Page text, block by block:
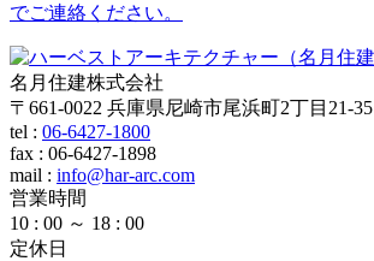
でご連絡ください。
名月住建株式会社
〒661-0022 兵庫県尼崎市尾浜町2丁目21-35
tel : 06-6427-1800
fax : 06-6427-1898
mail : info@har-arc.com
営業時間
10 : 00 ～ 18 : 00
定休日